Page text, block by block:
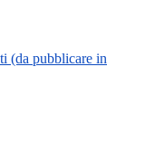
(da pubblicare in